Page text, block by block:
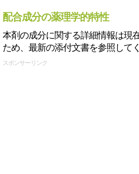
配合成分の薬理学的特性
本剤の成分に関する詳細情報は現
ため、最新の添付文書を参照して
スポンサーリンク